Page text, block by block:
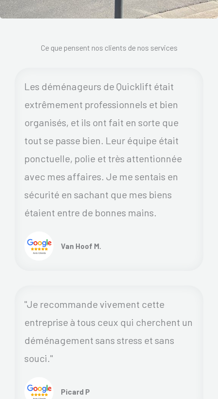
Ce que pensent nos clients de nos services
Les déménageurs de Quicklift était
extrêmement professionnels et bien
organisés, et ils ont fait en sorte que
tout se passe bien. Leur équipe était
ponctuelle, polie et très attentionnée
avec mes affaires. Je me sentais en
sécurité en sachant que mes biens
étaient entre de bonnes mains.
Van Hoof M.
"Je recommande vivement cette
entreprise à tous ceux qui cherchent un
déménagement sans stress et sans
souci."
Picard P